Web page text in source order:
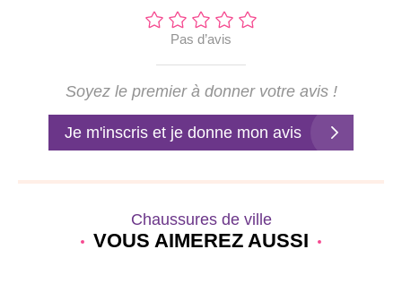
Pas d’avis
Soyez le premier à donner votre avis !
Je m'inscris et je donne mon avis
Chaussures de ville
VOUS AIMEREZ AUSSI